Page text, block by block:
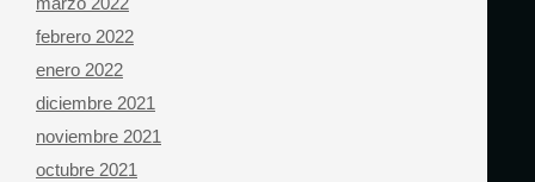
febrero 2022
enero 2022
diciembre 2021
noviembre 2021
octubre 2021